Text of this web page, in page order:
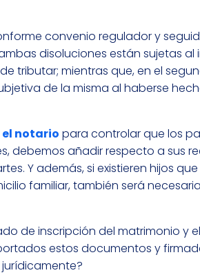
convenio regulador y
disoluciones están sujetas al
tributar; mientras que, en el
de la misma al haberse
notario para controlar que los
debemos añadir respecto a sus
Y además, si existieren hijos
familiar, también será
de inscripción del matrimonio y
estos documentos y